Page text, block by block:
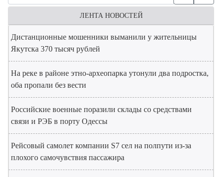
ЛЕНТА НОВОСТЕЙ
Дистанционные мошенники выманили у жительницы
Якутска 370 тысяч рублей
На реке в районе этно-археопарка утонули два подростка,
оба пропали без вести
Российские военные поразили склады со средствами
связи и РЭБ в порту Одессы
Рейсовый самолет компании S7 сел на полпути из-за
плохого самочувствия пассажира